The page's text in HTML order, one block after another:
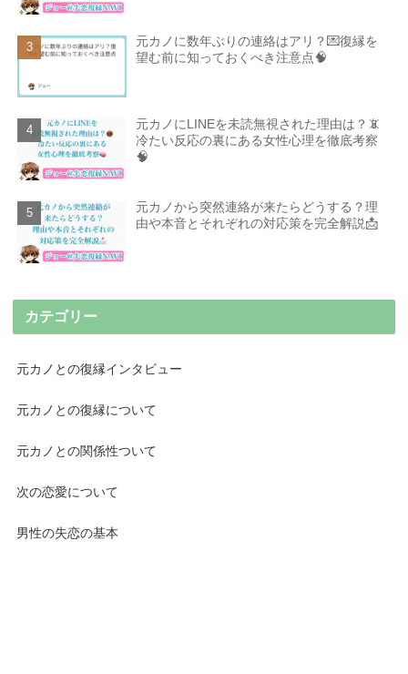
元カノに数年ぶりの連絡はアリ？💌復縁を
望む前に知っておくべき注意点🧠
元カノにLINEを未読無視された理由は？📵
冷たい反応の裏にある女性心理を徹底考察
🧠
元カノから突然連絡が来たらどうする？理
由や本音とそれぞれの対応策を完全解説📩
カテゴリー
元カノとの復縁インタビュー
元カノとの復縁について
元カノとの関係性ついて
次の恋愛について
男性の失恋の基本